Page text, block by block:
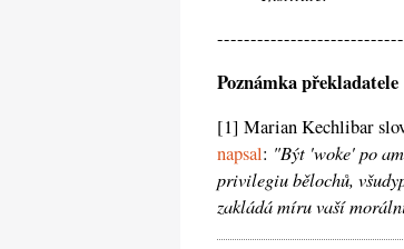
Poznámka překladatele
[1] Marian Kechlibar
napsal: "Být 'woke' po
privilegiu bělochů,
zakládá míru vaší